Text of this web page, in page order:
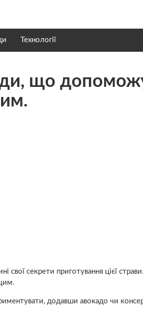
Технології
що
свої секрети приготування цієї
додавши авокадо чи